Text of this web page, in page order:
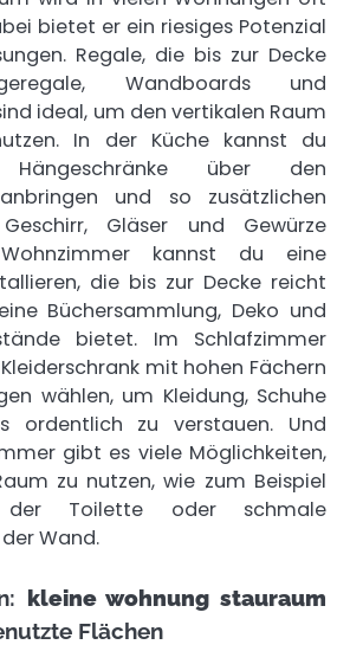
bietet er ein riesiges Potenzial
Regale, die bis zur Decke
Wandboards und
ideal, um den vertikalen Raum
In der Küche kannst du
Hängeschränke über den
und so zusätzlichen
Gläser und Gewürze
kannst du eine
die bis zur Decke reicht
Büchersammlung, Deko und
bietet. Im Schlafzimmer
mit hohen Fächern
wählen, um Kleidung, Schuhe
ordentlich zu verstauen. Und
gibt es viele Möglichkeiten,
zu nutzen, wie zum Beispiel
Toilette oder schmale
Wand.
kleine wohnung stauraum
Flächen